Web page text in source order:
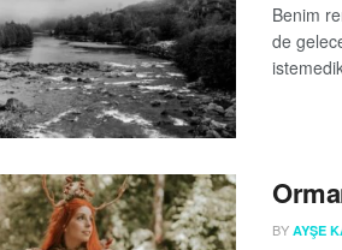
Benim
de
BY AYŞE